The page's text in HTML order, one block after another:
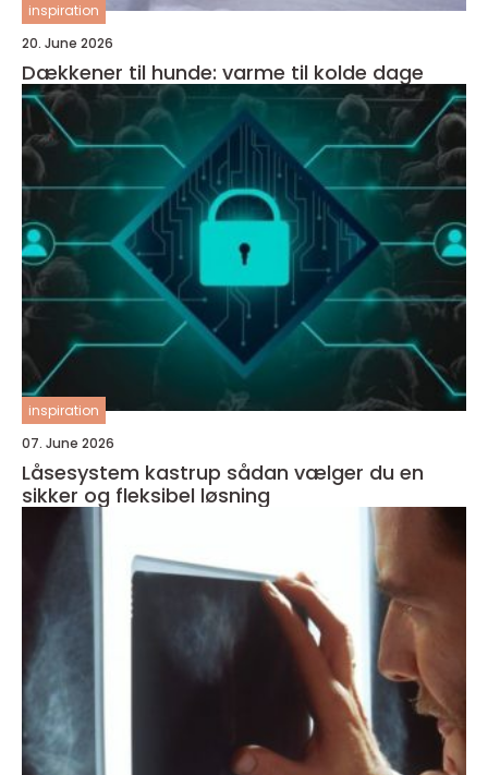
inspiration
20. June 2026
Dækkener til hunde: varme til kolde dage
inspiration
07. June 2026
Låsesystem kastrup sådan vælger du en
sikker og fleksibel løsning